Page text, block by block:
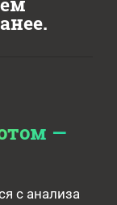
—
с анализа